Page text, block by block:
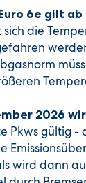
6e gilt ab
die
2026
Pkws gültig -
wird dann